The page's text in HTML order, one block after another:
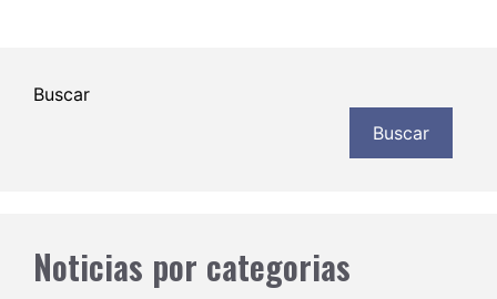
Buscar
Buscar
Noticias por categorias